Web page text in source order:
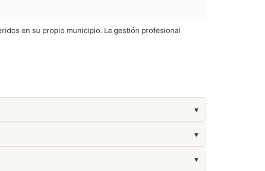
en su propio municipio. La gestión profesional
▾
▾
▾